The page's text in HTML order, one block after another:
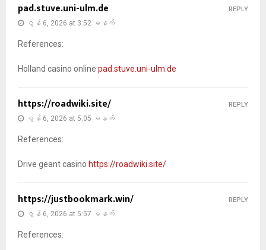
pad.stuve.uni-ulm.de
ဇွန် 6, 2026 at 3:52 မနက်
References:
Holland casino online pad.stuve.uni-ulm.de
REPLY
https://roadwiki.site/
ဇွန် 6, 2026 at 5:05 မနက်
References:
Drive geant casino https://roadwiki.site/
REPLY
https://justbookmark.win/
ဇွန် 6, 2026 at 5:57 မနက်
References:
REPLY